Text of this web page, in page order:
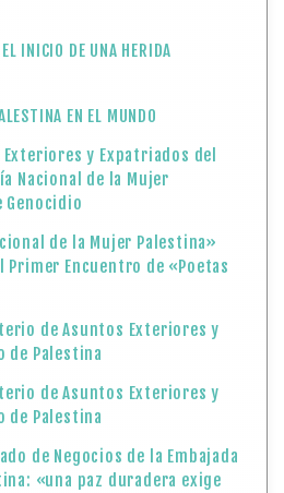
INICIO DE UNA HERIDA
EN EL MUNDO
y Expatriados del
Nacional de la Mujer
Genocidio
de la Mujer Palestina»
Encuentro de «Poetas
de Asuntos Exteriores y
de Palestina
de Asuntos Exteriores y
de Palestina
de Negocios de la Embajada
«una paz duradera exige